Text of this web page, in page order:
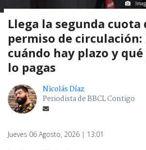
Llega la segunda cuota
permiso de circulación:
cuándo hay plazo y qué
lo pagas
Nicolás Díaz
Periodista de BBCL Contigo
Jueves 06 Agosto, 2026 | 13:01